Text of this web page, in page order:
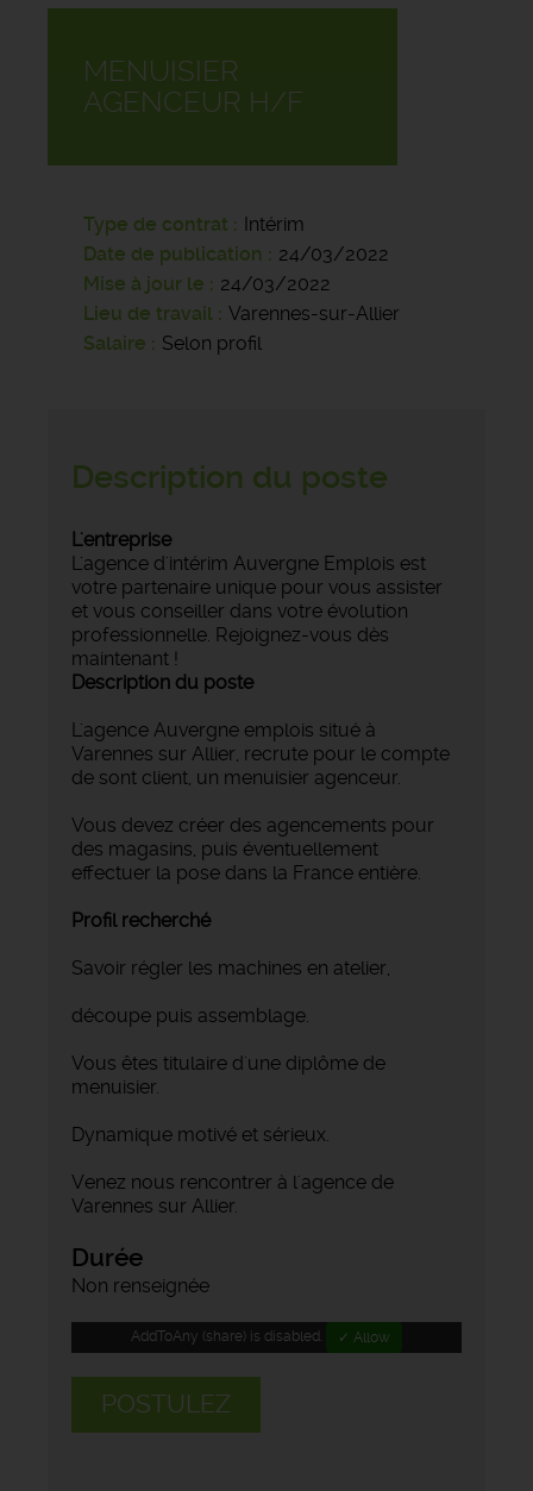
MENUISIER
AGENCEUR H/F
Type de contrat
Intérim
Date de publication
24/03/2022
Mise à jour le
24/03/2022
Lieu de travail
Varennes-sur-Allier
Salaire
Selon profil
Description du poste
L'entreprise
L'agence d'intérim Auvergne Emplois est
votre partenaire unique pour vous assister
et vous conseiller dans votre évolution
professionnelle. Rejoignez-vous dès
maintenant !
Description du poste
L'agence Auvergne emplois situé à
Varennes sur Allier, recrute pour le compte
de sont client, un menuisier agenceur.
Vous devez créer des agencements pour
des magasins, puis éventuellement
effectuer la pose dans la France entière.
Profil recherché
Savoir régler les machines en atelier,
découpe puis assemblage.
Vous êtes titulaire d'une diplôme de
menuisier.
Dynamique motivé et sérieux.
Venez nous rencontrer à l'agence de
Varennes sur Allier.
Durée
Non renseignée
AddToAny (share) is disabled. ✓ Allow
POSTULEZ